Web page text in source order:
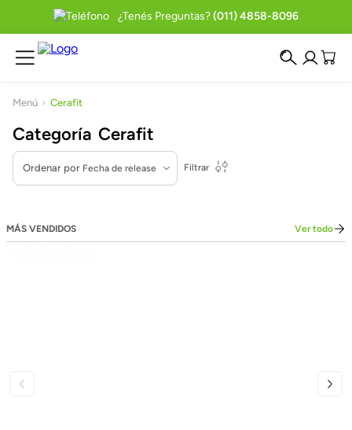
¿Tenés Preguntas?(011) 4858-8096
Cerafit
Cerafit
Ordenar por Fecha de release Filtrar
MÁS VENDIDOS Ver todo